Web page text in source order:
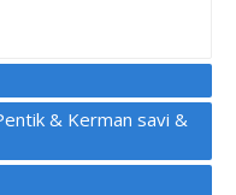
& Kerman savi &